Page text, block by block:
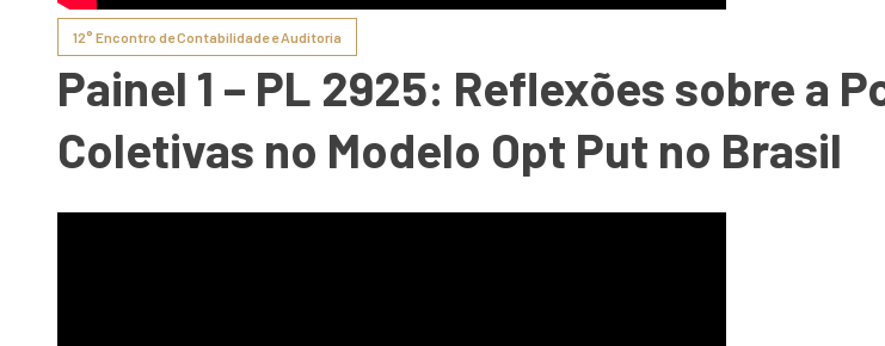
12° Encontro de Contabilidade e Auditoria
Painel 1 – PL 2925: Reflexões sobre a
Coletivas no Modelo Opt Put no Brasil